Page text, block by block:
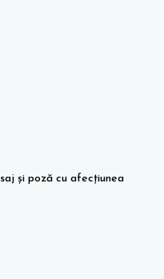
și poză cu afecțiunea